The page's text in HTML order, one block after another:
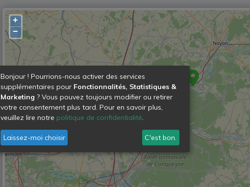
+
−
Bonjour ! Pourrions-nous activer des services
supplémentaires pour Fonctionnalités, Statistiques &
Marketing ? Vous pouvez toujours modifier ou retirer
votre consentement plus tard. Pour en savoir plus,
veuillez lire notre politique de confidentialité.
Laissez-moi choisir C'est bon.